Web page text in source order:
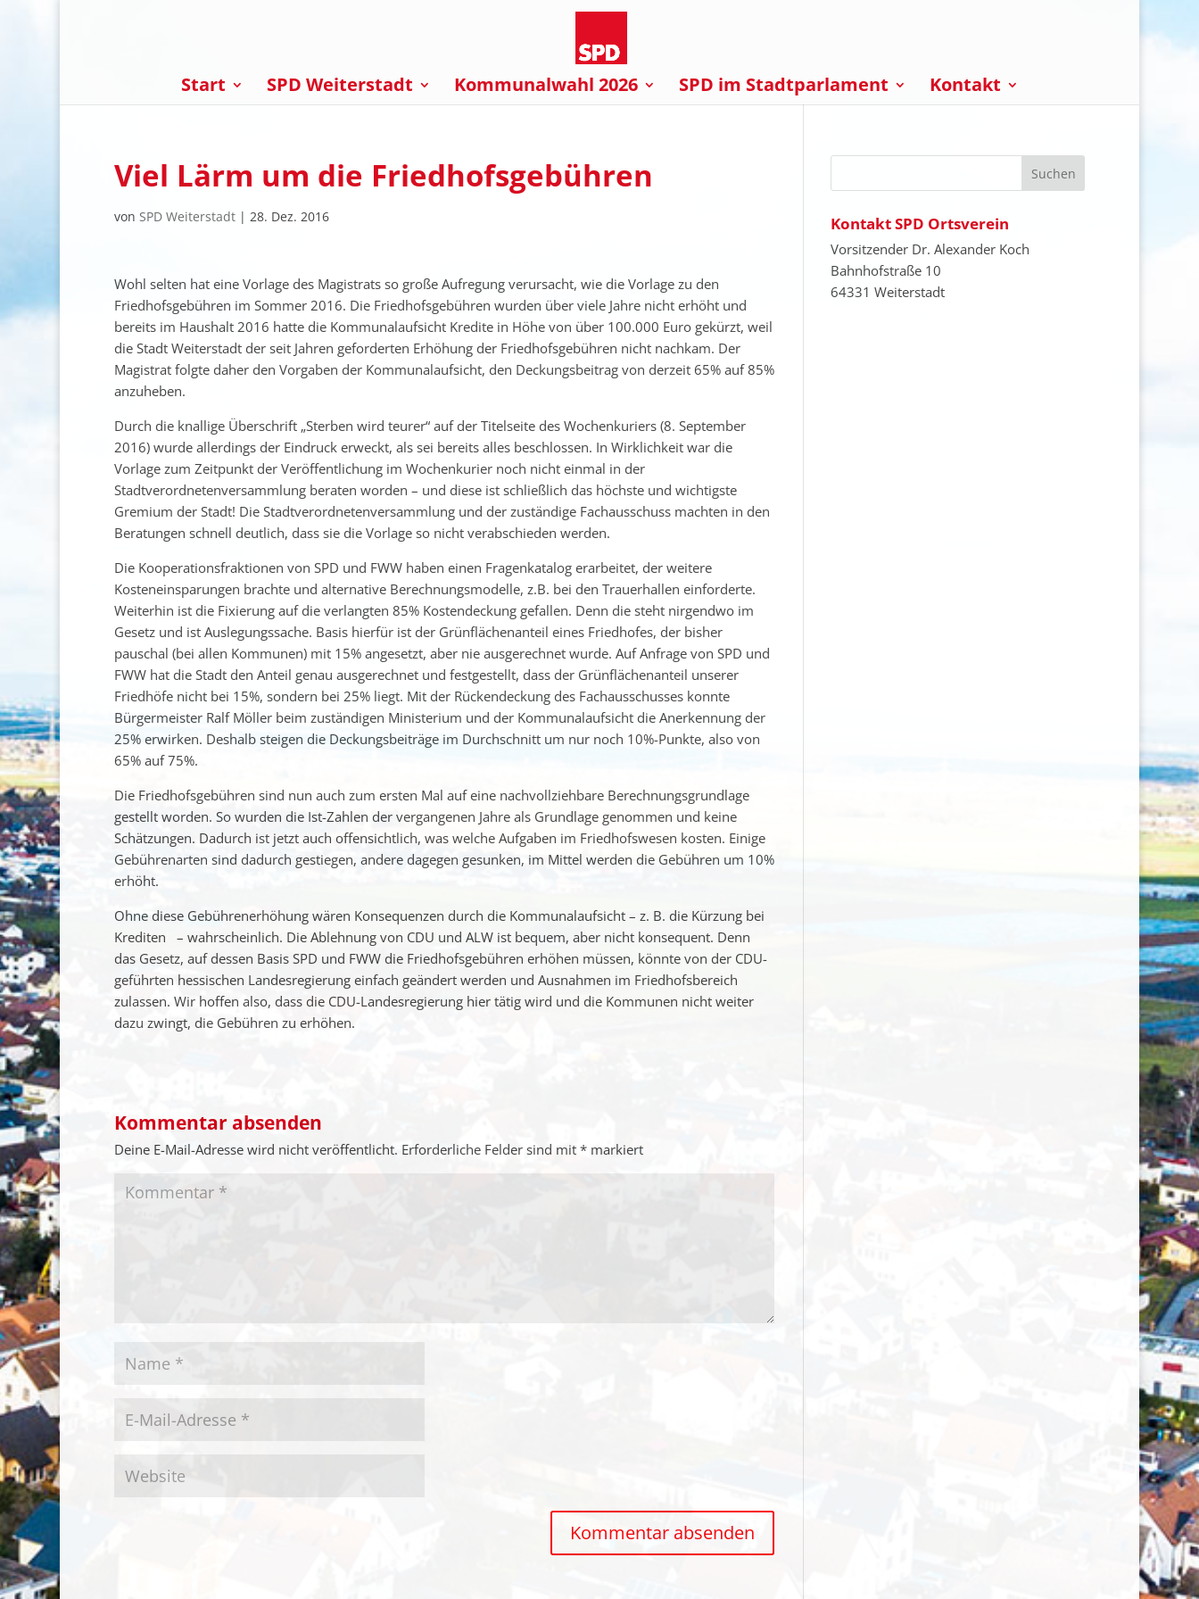
Start SPD Weiterstadt Kommunalwahl 2026 SPD im Stadtparlament Kontakt
Viel Lärm um die Friedhofsgebühren
von SPD Weiterstadt| 28. Dez. 2016
Wohl selten hat eine Vorlage des Magistrats so große Aufregung verursacht, wie die Vorlage zu den
Friedhofsgebühren im Sommer 2016. Die Friedhofsgebühren wurden über viele Jahre nicht erhöht und
bereits im Haushalt 2016 hatte die Kommunalaufsicht Kredite in Höhe von über 100.000 Euro gekürzt, weil
die Stadt Weiterstadt der seit Jahren geforderten Erhöhung der Friedhofsgebühren nicht nachkam. Der
Magistrat folgte daher den Vorgaben der Kommunalaufsicht, den Deckungsbeitrag von derzeit 65% auf 85%
anzuheben.
Durch die knallige Überschrift „Sterben wird teurer“ auf der Titelseite des Wochenkuriers (8. September
2016) wurde allerdings der Eindruck erweckt, als sei bereits alles beschlossen. In Wirklichkeit war die
Vorlage zum Zeitpunkt der Veröffentlichung im Wochenkurier noch nicht einmal in der
Stadtverordnetenversammlung beraten worden – und diese ist schließlich das höchste und wichtigste
Gremium der Stadt! Die Stadtverordnetenversammlung und der zuständige Fachausschuss machten in den
Beratungen schnell deutlich, dass sie die Vorlage so nicht verabschieden werden.
Die Kooperationsfraktionen von SPD und FWW haben einen Fragenkatalog erarbeitet, der weitere
Kosteneinsparungen brachte und alternative Berechnungsmodelle, z.B. bei den Trauerhallen einforderte.
Weiterhin ist die Fixierung auf die verlangten 85% Kostendeckung gefallen. Denn die steht nirgendwo im
Gesetz und ist Auslegungssache. Basis hierfür ist der Grünflächenanteil eines Friedhofes, der bisher
pauschal (bei allen Kommunen) mit 15% angesetzt, aber nie ausgerechnet wurde. Auf Anfrage von SPD und
FWW hat die Stadt den Anteil genau ausgerechnet und festgestellt, dass der Grünflächenanteil unserer
Friedhöfe nicht bei 15%, sondern bei 25% liegt. Mit der Rückendeckung des Fachausschusses konnte
Bürgermeister Ralf Möller beim zuständigen Ministerium und der Kommunalaufsicht die Anerkennung der
25% erwirken. Deshalb steigen die Deckungsbeiträge im Durchschnitt um nur noch 10%-Punkte, also von
65% auf 75%.
Die Friedhofsgebühren sind nun auch zum ersten Mal auf eine nachvollziehbare Berechnungsgrundlage
gestellt worden. So wurden die Ist-Zahlen der vergangenen Jahre als Grundlage genommen und keine
Schätzungen. Dadurch ist jetzt auch offensichtlich, was welche Aufgaben im Friedhofswesen kosten. Einige
Gebührenarten sind dadurch gestiegen, andere dagegen gesunken, im Mittel werden die Gebühren um 10%
erhöht.
Ohne diese Gebührenerhöhung wären Konsequenzen durch die Kommunalaufsicht – z. B. die Kürzung bei
Krediten – wahrscheinlich. Die Ablehnung von CDU und ALW ist bequem, aber nicht konsequent. Denn
das Gesetz, auf dessen Basis SPD und FWW die Friedhofsgebühren erhöhen müssen, könnte von der CDU-
geführten hessischen Landesregierung einfach geändert werden und Ausnahmen im Friedhofsbereich
zulassen. Wir hoffen also, dass die CDU-Landesregierung hier tätig wird und die Kommunen nicht weiter
dazu zwingt, die Gebühren zu erhöhen.
Kommentar absenden
Deine E-Mail-Adresse wird nicht veröffentlicht. Erforderliche Felder sind mit *markiert
Kontakt SPD Ortsverein
Vorsitzender Dr. Alexander Koch
Bahnhofstraße 10
64331 Weiterstadt